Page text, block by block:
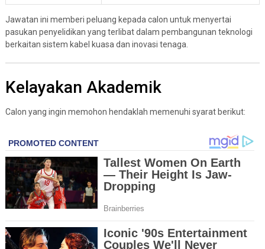
Jawatan ini memberi peluang kepada calon untuk menyertai
pasukan penyelidikan yang terlibat dalam pembangunan teknologi
berkaitan sistem kabel kuasa dan inovasi tenaga.
Kelayakan Akademik
Calon yang ingin memohon hendaklah memenuhi syarat berikut: